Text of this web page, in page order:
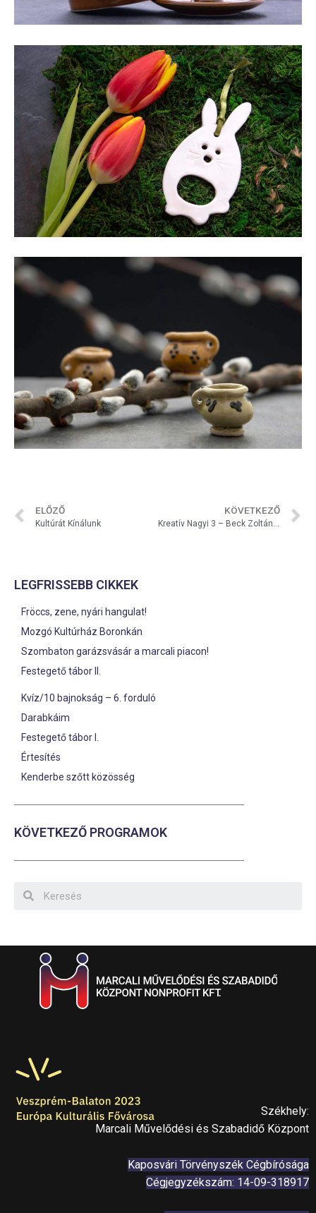
ELŐZŐ
Kultúrát Kínálunk
KÖVETKEZŐ
Kreatív Nagyi 3 – Beck Zoltánné és Kuti Andrásné
LEGFRISSEBB CIKKEK
Fröccs, zene, nyári hangulat!
Mozgó Kultúrház Boronkán
Szombaton garázsvásár a marcali piacon!
Festegető tábor II.
Kvíz/10 bajnokság – 6. forduló
Darabkáim
Festegető tábor I.
Értesítés
Kenderbe szőtt közösség
KÖVETKEZŐ PROGRAMOK
Székhely:
Marcali Művelődési és Szabadidő Központ
Kaposvári Törvényszék Cégbírósága
Cégjegyzékszám: 14-09-318917